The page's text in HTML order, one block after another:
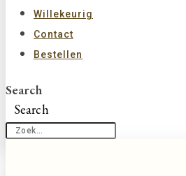
Willekeurig
Contact
Bestellen
Search
Search